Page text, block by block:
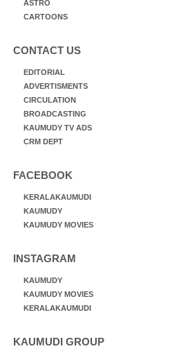
ASTRO
CARTOONS
CONTACT US
EDITORIAL
ADVERTISMENTS
CIRCULATION
BROADCASTING
KAUMUDY TV ADS
CRM DEPT
FACEBOOK
KERALAKAUMUDI
KAUMUDY
KAUMUDY MOVIES
INSTAGRAM
KAUMUDY
KAUMUDY MOVIES
KERALAKAUMUDI
KAUMUDI GROUP